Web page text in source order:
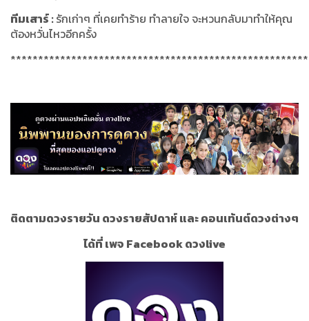
ทีมเสาร์:รักเก่าๆ ที่เคยทำร้าย ทำลายใจ จะหวนกลับมาทำให้คุณ
ต้องหวั่นไหวอีกครั้ง
ติดตามดวงรายวัน ดวงรายสัปดาห์ และ คอนเท้นต์ดวงต่างๆ
ได้ที่ เพจ Facebook ดวงlive